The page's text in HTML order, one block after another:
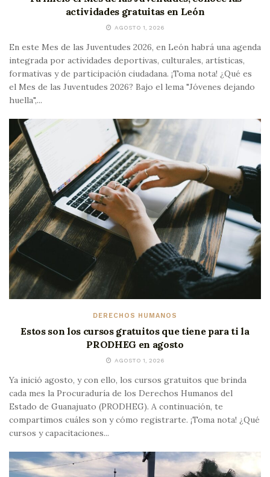
actividades gratuitas en León
AGOSTO 1, 2026
En este Mes de las Juventudes 2026, en León habrá una agenda
integrada por actividades deportivas, culturales, artísticas,
formativas y de participación ciudadana. ¡Toma nota! ¿Qué es
el Mes de las Juventudes 2026? Bajo el lema "Jóvenes dejando
huella",...
DERECHOS HUMANOS
Estos son los cursos gratuitos que tiene para ti la
PRODHEG en agosto
AGOSTO 1, 2026
Ya inició agosto, y con ello, los cursos gratuitos que brinda
cada mes la Procuraduría de los Derechos Humanos del
Estado de Guanajuato (PRODHEG). A continuación, te
compartimos cuáles son y cómo registrarte. ¡Toma nota! ¿Qué
cursos y capacitaciones...